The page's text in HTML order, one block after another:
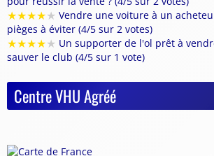
★★★★★ Vendre une voiture à un
pièges à éviter (4/5 sur 2 votes)
★★★★★ Un supporter de l'ol prêt à
sauver le club (4/5 sur 1 vote)
Centre VHU Agréé